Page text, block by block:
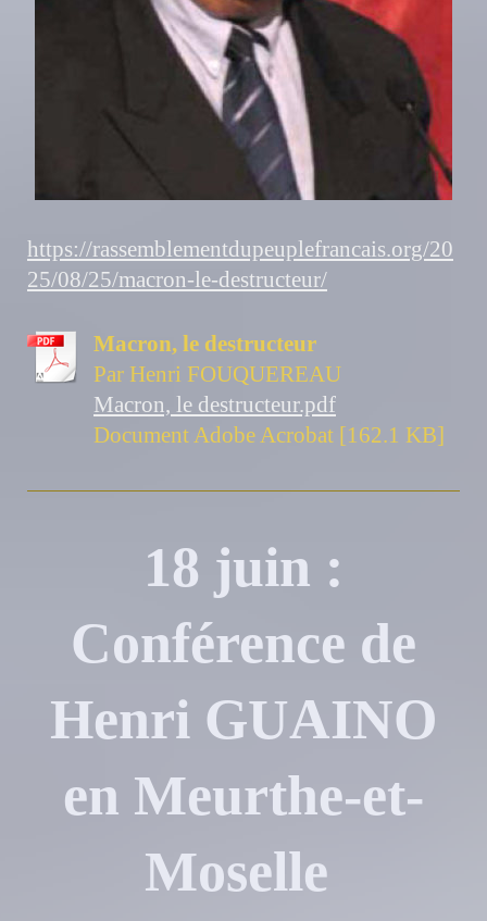
https://rassemblementdupeuplefrancais.org/20
25/08/25/macron-le-destructeur/
Macron, le destructeur
Par Henri FOUQUEREAU
Macron, le destructeur.pdf
Document Adobe Acrobat [162.1 KB]
18 juin :
Conférence de
Henri GUAINO
en Meurthe-et-
Moselle